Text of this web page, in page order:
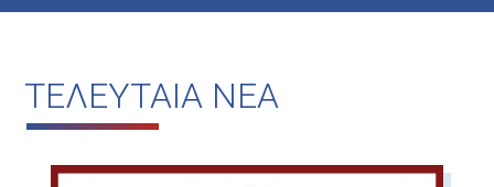
ΤΕΛΕΥΤΑΙΑ ΝΕΑ